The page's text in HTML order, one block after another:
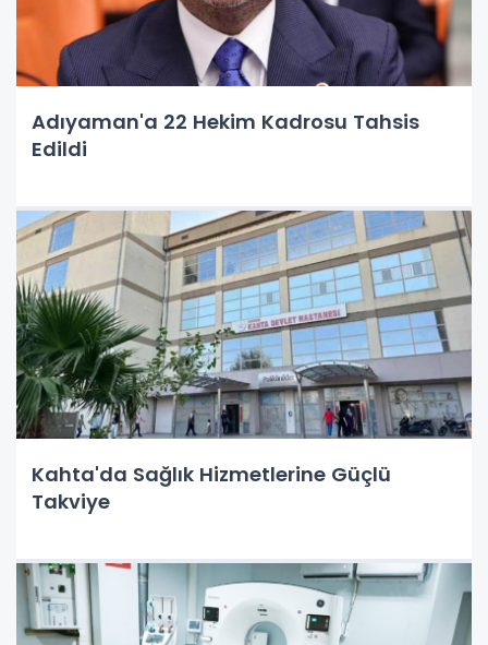
Adıyaman'a 22 Hekim Kadrosu Tahsis
Edildi
Kahta'da Sağlık Hizmetlerine Güçlü
Takviye